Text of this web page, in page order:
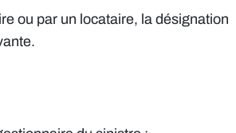
ou par un locataire, la désignation